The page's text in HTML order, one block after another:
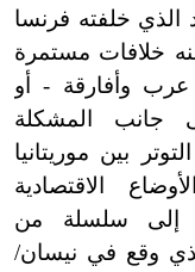
الذي خلفته فرنسا
خلافات مستمرة
وأفارقة - أو
جانب المشكلة
بين موريتانيا
الاقتصادية
إلى سلسلة من
الذي وقع في نيسان/